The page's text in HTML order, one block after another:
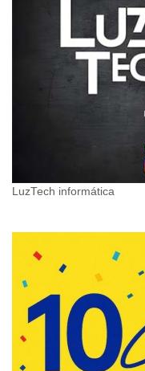
LuzTech informática